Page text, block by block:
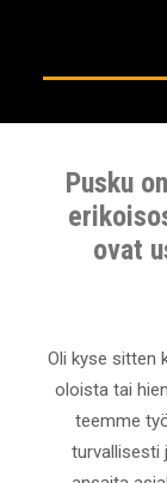
Pusku
ovat
Oli kyse sitten
oloista tai
teemme
turvallisesti